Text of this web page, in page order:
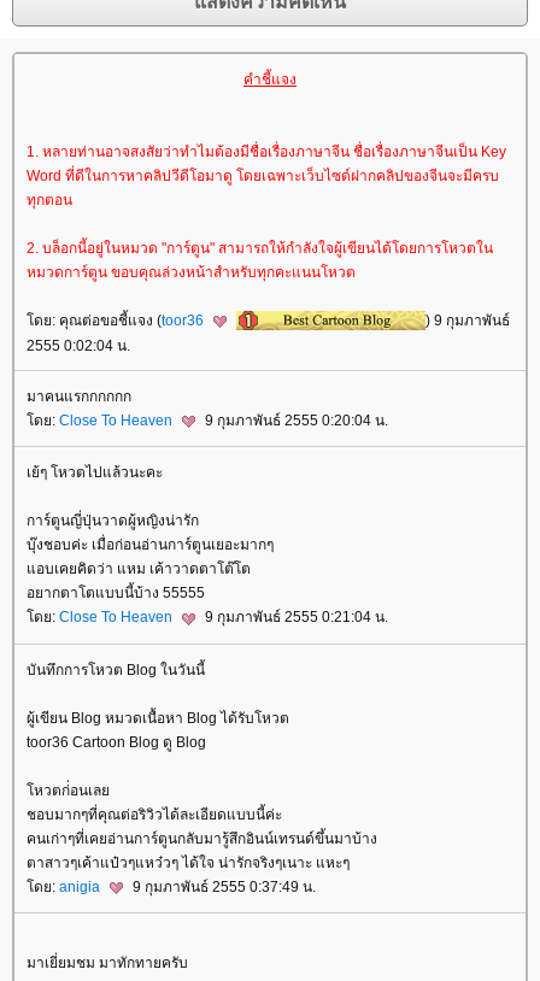
คำชี้แจง
1. หลายท่านอาจสงสัยว่าทำไมต้องมีชื่อเรื่องภาษาจีน ชื่อเรื่องภาษาจีนเป็น Key
Word ที่ดีในการหาคลิปวีดีโอมาดู โดยเฉพาะเว็บไซด์ฝากคลิปของจีนจะมีครบ
ทุกตอน
2. บล็อกนี้อยู่ในหมวด "การ์ตูน" สามารถให้กำลังใจผู้เขียนได้โดยการโหวตใน
หมวดการ์ตูน ขอบคุณล่วงหน้าสำหรับทุกคะแนนโหวต
ดย: คุณต่อขอชี้แจง (toor36
) 9 กุมภาพันธ์
2555 0:02:04 น.
มาคนแรกกกกกก
ดย: Close To Heaven 9 กุมภาพันธ์ 2555 0:20:04 น.
เย้ๆ โหวตไปแล้วนะคะ
การ์ตูนญี่ปุ่นวาดผู้หญิงน่ารัก
บุ๊งชอบค่ะ เมื่อก่อนอ่านการ์ตูนเยอะมากๆ
อบเคยคิดว่า แหม เค้าวาดตาโต๊โต
อยากตาโตแบบนี้บ้าง 55555
ดย: Close To Heaven 9 กุมภาพันธ์ 2555 0:21:04 น.
บันทึกการโหวต Blog ในวันนี้
ผู้เขียน Blog หมวดเนื้อหา Blog ได้รับโหวต
toor36 Cartoon Blog ดู Blog
หวตก่่อนเล
ชอบมากๆที่คุณต่อริวิวได้ละเอียดแบบนี้ค่ะ
คนเก่าๆที่เคยอ่านการ์ตูนกลับมารู้สึกอินน์เทรนด์ขึ้นมาบ้าง
ตาสาวๆเค้าแป๋วๆแหว๋วๆ ได้ใจ น่ารักจริงๆเนาะ แหะๆ
ดย: anigia 9 กุมภาพันธ์ 2555 0:37:49 น.
มาเยี่ยมชม มาทักทายครับ